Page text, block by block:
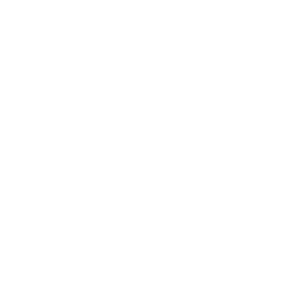
させていただ
了承ください。
き作成されるも
ようお願いしま
です。
ありません。
ず変更すること
1000ppm以下、
下、フタル酸ジブチ
ない年数を意
貨物等」とい
可)を取得する
要な手段を講じ
ムロン制御